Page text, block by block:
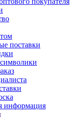
поставки
информация